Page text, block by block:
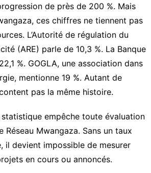
de près de 200 %. Mais
ces chiffres ne tiennent pas
L’Autorité de régulation du
(ARE) parle de 10,3 %. La Banque
%. GOGLA, une association dans
mentionne 19 %. Autant de
pas la même histoire.
empêche toute évaluation
Réseau Mwangaza. Sans un taux
il devient impossible de mesurer
en cours ou annoncés.